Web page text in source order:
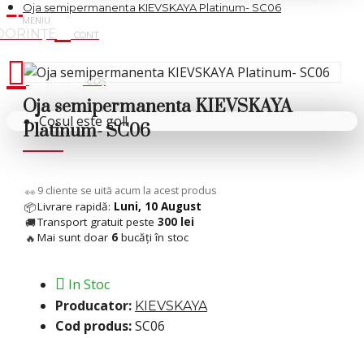
Cosul tau
Coșul este gol!
Oja semipermanenta KIEVSKAYA Platinum- SC06
Oja semipermanenta KIEVSKAYA
Platinum- SC06
👀 11cliente se uită acum la acest produs
📦Livrare rapidă: Luni, 10 August
🚚Transport gratuit peste 300 lei
🔥 Mai sunt doar 6 bucăți în stoc
In Stoc
Producator: KIEVSKAYA
Cod produs:SC06